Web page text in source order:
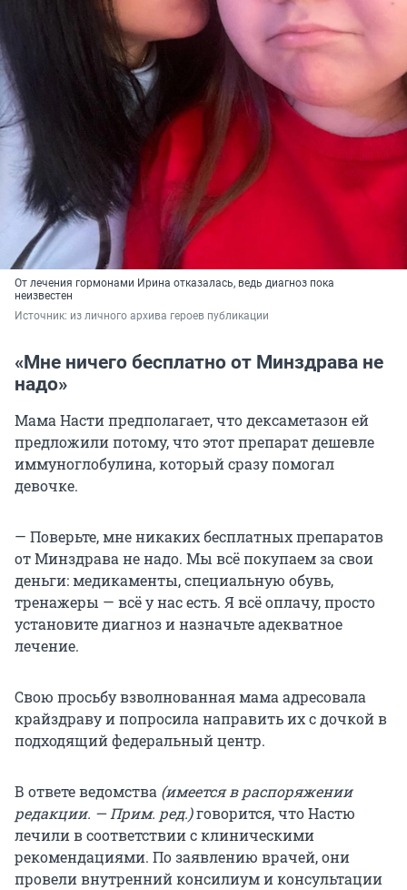
От лечения гормонами Ирина отказалась, ведь диагноз пока
неизвестен
Источник: из личного архива героев публикации
«Мне ничего бесплатно от Минздрава не
надо»
Мама Насти предполагает, что дексаметазон ей
предложили потому, что этот препарат дешевле
иммуноглобулина, который сразу помогал
девочке.
— Поверьте, мне никаких бесплатных препаратов
от Минздрава не надо. Мы всё покупаем за свои
деньги: медикаменты, специальную обувь,
тренажеры — всё у нас есть. Я всё оплачу, просто
установите диагноз и назначьте адекватное
лечение.
Свою просьбу взволнованная мама адресовала
крайздраву и попросила направить их с дочкой в
подходящий федеральный центр.
В ответе ведомства (имеется в распоряжении
редакции. — Прим. ред.)говорится, что Настю
лечили в соответствии с клиническими
рекомендациями. По заявлению врачей, они
провели внутренний консилиум и консультации